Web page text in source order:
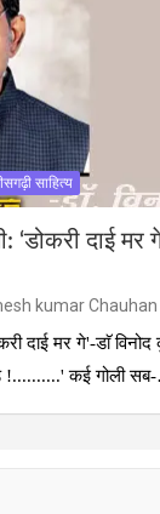
साहित्‍य
‘डोकरी दाई मर
kumar Chauhan
दाई मर गे'-डाॅ विनोद
कई गोली